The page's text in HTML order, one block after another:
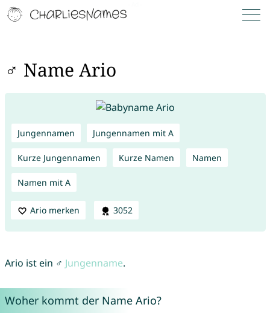
♂ Name Ario
Jungennamen Jungennamen mit A
Kurze Jungennamen Kurze Namen Namen
Namen mit A
Ario merken 3052
Ario ist ein ♂ Jungenname.
Woher kommt der Name Ario?